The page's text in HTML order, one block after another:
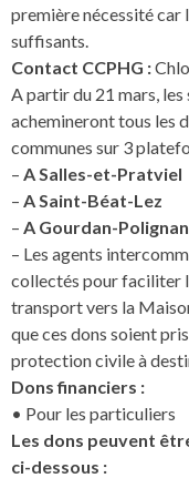
première nécessité car
suffisants.
Contact CCPHG :
A partir du 21 mars,
achemineront tous les
communes sur 3
– A Salles-et-Pratviel
– A Saint-Béat-Lez
– A Gourdan-Polignan
– Les agents
collectés pour faciliter
transport vers la
que ces dons soient
protection civile à
Dons financiers :
• Pour les particuliers
Les dons peuvent
ci-dessous :